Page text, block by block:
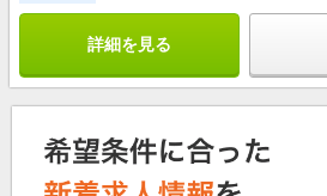
詳細を見る